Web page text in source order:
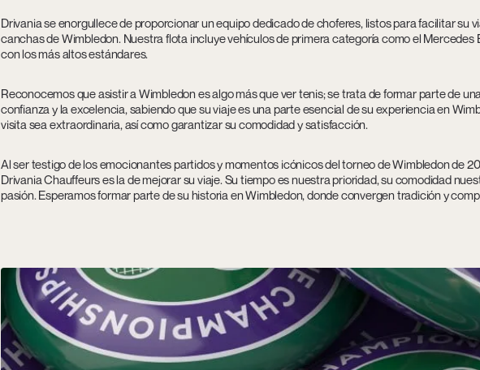
Drivania se enorgullece de proporcionar un equipo dedicado de choferes, listos para facilitar su
canchas de Wimbledon. Nuestra flota incluye vehículos de primera categoría como el Mercedes
con los más altos estándares.
Reconocemos que asistir a Wimbledon es algo más que ver tenis; se trata de formar parte de
confianza y la excelencia, sabiendo que su viaje es una parte esencial de su experiencia en
visita sea extraordinaria, así como garantizar su comodidad y satisfacción.
Al ser testigo de los emocionantes partidos y momentos icónicos del torneo de Wimbledon de
Drivania Chauffeurs es la de mejorar su viaje. Su tiempo es nuestra prioridad, su comodidad
pasión. Esperamos formar parte de su historia en Wimbledon, donde convergen tradición y